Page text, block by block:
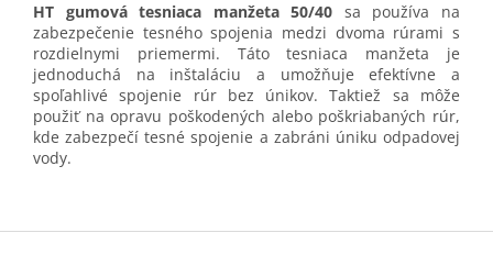
HT gumová tesniaca manžeta 50/40 sa používa na
zabezpečenie tesného spojenia medzi dvoma rúrami s
rozdielnymi priemermi. Táto tesniaca manžeta je
jednoduchá na inštaláciu a umožňuje efektívne a
spoľahlivé spojenie rúr bez únikov. Taktiež sa môže
použiť na opravu poškodených alebo poškriabaných rúr,
kde zabezpečí tesné spojenie a zabráni úniku odpadovej
vody.
Z